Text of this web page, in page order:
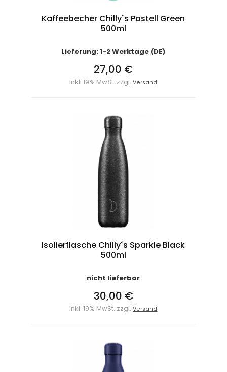
Kaffeebecher Chilly`s Pastell Green
500ml
Lieferung: 1-2 Werktage (DE)
27,00 €
inkl. 19% MwSt. zzgl.Versand
Isolierflasche Chilly´s Sparkle Black
500ml
nicht lieferbar
30,00 €
inkl. 19% MwSt. zzgl.Versand